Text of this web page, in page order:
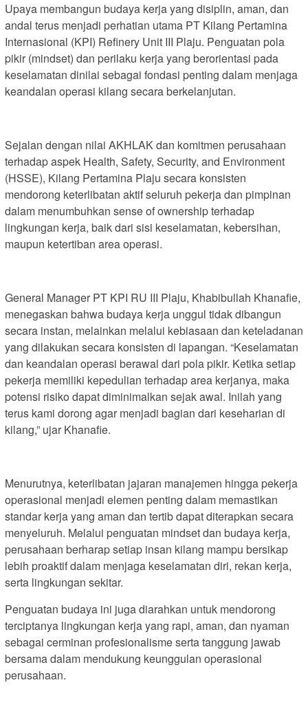
Upaya membangun budaya kerja yang disiplin, aman, dan
andal terus menjadi perhatian utama PT Kilang Pertamina
Internasional (KPI) Refinery Unit III Plaju. Penguatan pola
pikir (mindset) dan perilaku kerja yang berorientasi pada
keselamatan dinilai sebagai fondasi penting dalam menjaga
keandalan operasi kilang secara berkelanjutan.
Sejalan dengan nilai AKHLAK dan komitmen perusahaan
terhadap aspek Health, Safety, Security, and Environment
(HSSE), Kilang Pertamina Plaju secara konsisten
mendorong keterlibatan aktif seluruh pekerja dan pimpinan
dalam menumbuhkan sense of ownership terhadap
lingkungan kerja, baik dari sisi keselamatan, kebersihan,
maupun ketertiban area operasi.
General Manager PT KPI RU III Plaju, Khabibullah Khanafie,
menegaskan bahwa budaya kerja unggul tidak dibangun
secara instan, melainkan melalui kebiasaan dan keteladanan
yang dilakukan secara konsisten di lapangan. “Keselamatan
dan keandalan operasi berawal dari pola pikir. Ketika setiap
pekerja memiliki kepedulian terhadap area kerjanya, maka
potensi risiko dapat diminimalkan sejak awal. Inilah yang
terus kami dorong agar menjadi bagian dari keseharian di
kilang,” ujar Khanafie.
Menurutnya, keterlibatan jajaran manajemen hingga pekerja
operasional menjadi elemen penting dalam memastikan
standar kerja yang aman dan tertib dapat diterapkan secara
menyeluruh. Melalui penguatan mindset dan budaya kerja,
perusahaan berharap setiap insan kilang mampu bersikap
lebih proaktif dalam menjaga keselamatan diri, rekan kerja,
serta lingkungan sekitar.
Penguatan budaya ini juga diarahkan untuk mendorong
terciptanya lingkungan kerja yang rapi, aman, dan nyaman
sebagai cerminan profesionalisme serta tanggung jawab
bersama dalam mendukung keunggulan operasional
perusahaan.